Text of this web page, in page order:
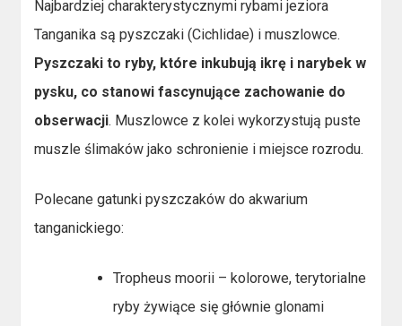
Najbardziej charakterystycznymi rybami jeziora
Tanganika są pyszczaki (Cichlidae) i muszlowce.
Pyszczaki to ryby, które inkubują ikrę i narybek w
pysku, co stanowi fascynujące zachowanie do
obserwacji. Muszlowce z kolei wykorzystują puste
muszle ślimaków jako schronienie i miejsce rozrodu.
Polecane gatunki pyszczaków do akwarium
tanganickiego:
Tropheus moorii – kolorowe, terytorialne
ryby żywiące się głównie glonami